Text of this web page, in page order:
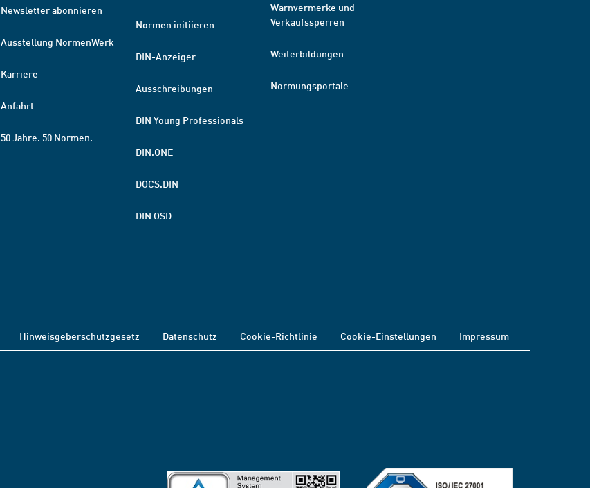
Newsletter abonnieren
Ausstellung NormenWerk
Karriere
Anfahrt
50 Jahre. 50 Normen.
Normen initiieren
DIN-Anzeiger
Ausschreibungen
DIN Young Professionals
DIN.ONE
DOCS.DIN
DIN OSD
Warnvermerke und
Verkaufssperren
Weiterbildungen
Normungsportale
Hinweisgeberschutzgesetz Datenschutz Cookie-Richtlinie Cookie-Einstellungen Impressum